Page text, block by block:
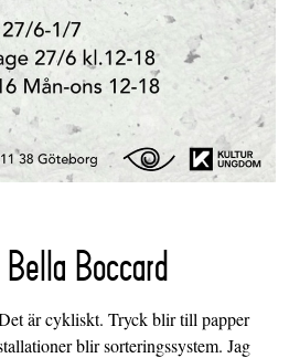
Boccard
är cykliskt. Tryck blir till papper
blir sorteringssystem. Jag